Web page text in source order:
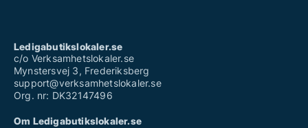
Ledigabutikslokaler.se
c/o Verksamhetslokaler.se
Mynstersvej 3, Frederiksberg
support@verksamhetslokaler.se
Org. nr: DK32147496
Om Ledigabutikslokaler.se